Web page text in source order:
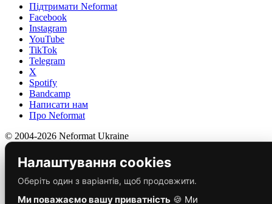
Підтримати Neformat
Facebook
Instagram
YouTube
TikTok
Telegram
X
Spotify
Bandcamp
Написати нам
Про Neformat
© 2004-2026 Neformat Ukraine
Налаштування cookies
Оберіть один з варіантів, щоб продовжити.
Ми поважаємо вашу приватність 🍪 Ми